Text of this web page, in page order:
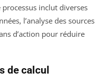
inclut diverses
l’analyse des sources
d’action pour réduire
de calcul